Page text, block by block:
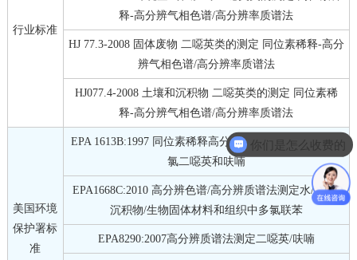
行业标准
释-高分辨气相色谱/高分辨率质谱法
HJ 77.3-2008 固体废物 二噁英类的测定 同位素稀释-高分
辨气相色谱/高分辨率质谱法
HJ077.4-2008 土壤和沉积物 二噁英类的测定 同位素稀
释-高分辨气相色谱/高分辨率质谱法
美国环境
保护署标
准
EPA 1613B:1997 同位素稀释高分辨质谱法测定四氯～八
氯二噁英和呋喃
EPA1668C:2010 高分辨色谱/高分辨质谱法测定水/土壤/
沉积物/生物固体材料和组织中多氯联苯
EPA8290:2007高分辨质谱法测定二噁英/呋喃
你们是怎么收费的